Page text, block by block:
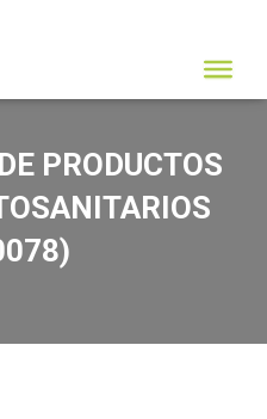
PRODUCTOS